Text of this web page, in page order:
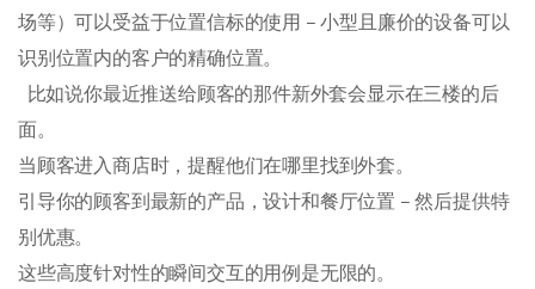
场等）可以受益于位置信标的使用 – 小型且廉价的设备可以
识别位置内的客户的精确位置。
比如说你最近推送给顾客的那件新外套会显示在三楼的后
面。
当顾客进入商店时，提醒他们在哪里找到外套。
引导你的顾客到最新的产品，设计和餐厅位置 – 然后提供特
别优惠。
这些高度针对性的瞬间交互的用例是无限的。